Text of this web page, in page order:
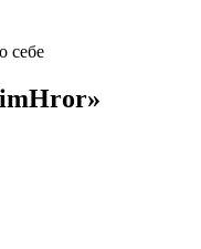
себе